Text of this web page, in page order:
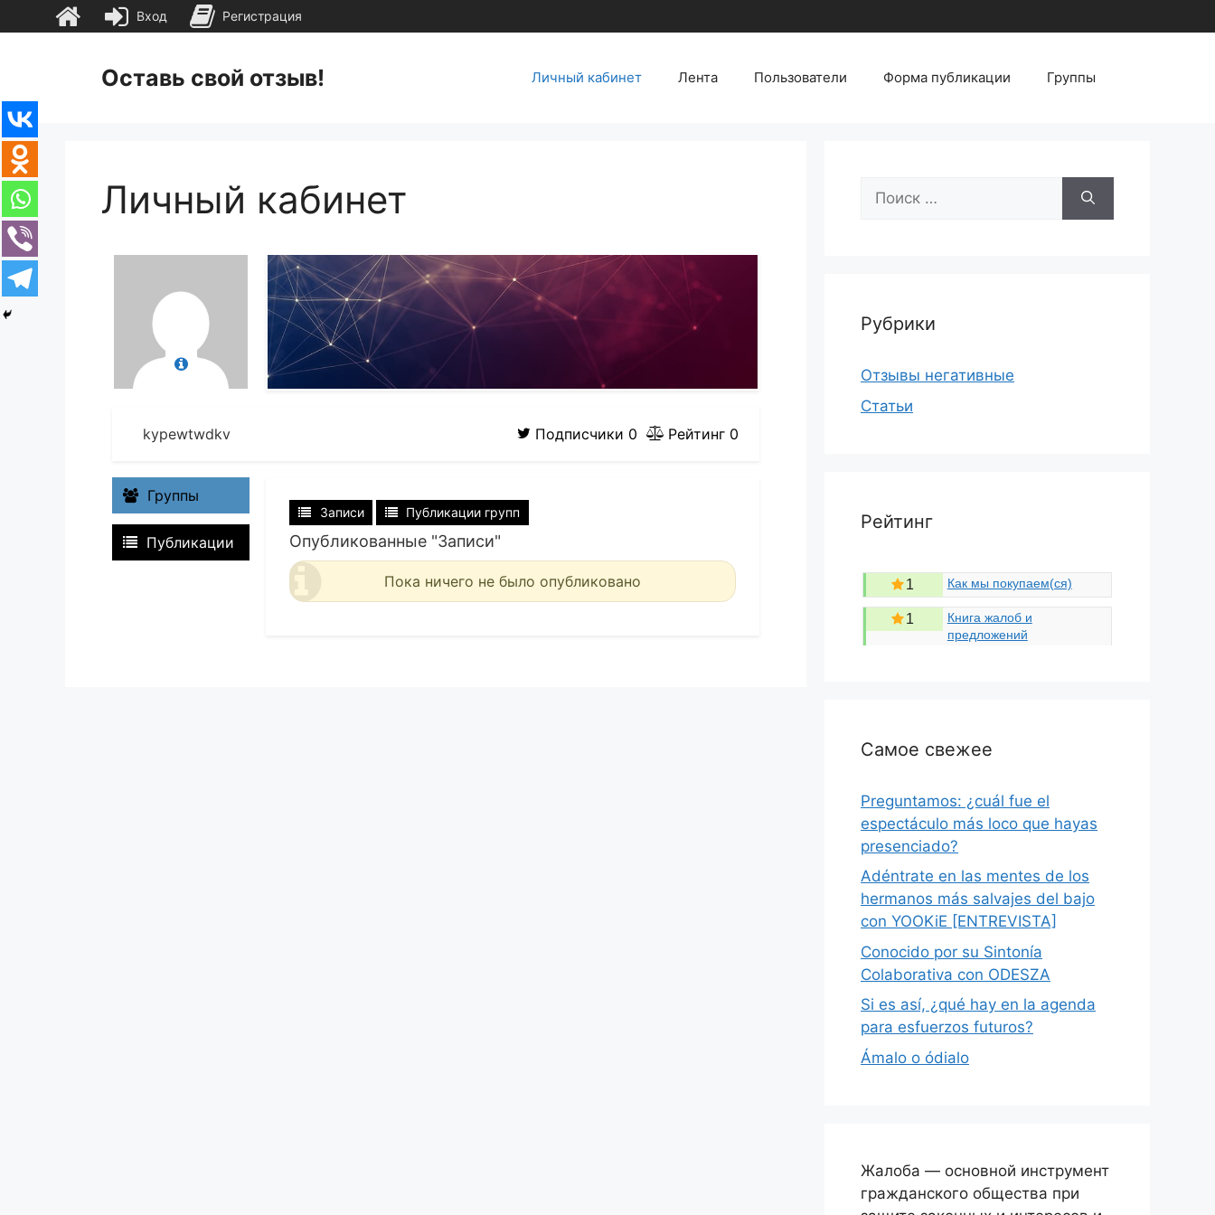
содержимомуОставь свой отзыв! Личный кабинет Лента Пользователи Форма публикации Группы
Личный кабинет
kypewtwdkv Подписчики 0 Рейтинг 0
Группы
Публикации
Записи Публикации групп
Опубликованные "Записи"
Пока ничего не было опубликовано
Поиск:
Рубрики
Отзывы негативные
Статьи
Рейтинг
1 Как мы покупаем(ся)
1
Книга жалоб и
предложений
Самое свежее
Preguntamos: ¿cuál fue el
espectáculo más loco que hayas
presenciado?
Adéntrate en las mentes de los
hermanos más salvajes del bajo
con YOOKiE [ENTREVISTA]
Conocido por su Sintonía
Colaborativa con ODESZA
Si es así, ¿qué hay en la agenda
para esfuerzos futuros?
Ámalo o ódialo
Жалоба — основной инструмент
гражданского общества при
Вход Регистрация